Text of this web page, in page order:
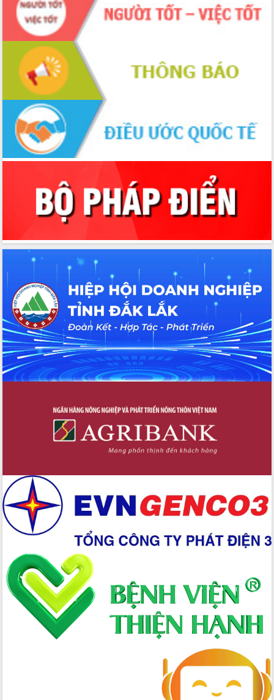
Đắk Lắk quyết tâm chống khai thác
hải sản bất hợp pháp, không báo cáo
và không theo quy định
Tăng cường quản lý chất lượng, an
toàn thực phẩm trên địa bàn tỉnh Đắk
UBND tỉnh kiểm tra Trung tâm hành
chính công xã Durkmăn và xã Krông
Ana
Sở Văn hóa, Thể thao và Du lịch phát
động phong trào thi đua ứng dụng
khoa học công nghệ, đổi mới sáng tạo,
chuyển đổi số năm 2025
Phấn đấu xây dựng phường Ea Kao
sớm trở thành điểm đến “Hiện đại,
văn minh, nghĩa tình, bản sắc”
Xã Krông Pắc tổ chức Lễ phát động thi
công nghệ, chuyển đổi số
Chủ tịch UBND tỉnh Tạ Anh Tuấn thăm,
làm việc tại xã biên giới Ea Bung và
đồn Biên phòng cửa khẩu Đắk Ruê
Chủ tịch UBND tỉnh Tạ Anh Tuấn kiểm
tra hoạt động vận hành chính quyền
địa phương tại phường Buôn Hồ
Xã Ea Phê - Phát động phong trào
“Bình dân học vụ số”
Nhiều chuyển biến tích cực trong công
tác cải cách hành chính của ngành
Đắk Lắk ban hành chính sách hỗ trợ
cán bộ công tác sau sắp xếp đơn vị
Lãnh đạo tỉnh Đắk Lắk thăm, tặng quà
gia đình chính sách, người có công
cách vận hành trung tâm phục vụ hành
chính, đáp ứng tốt nhất nhu cầu của
nhân dân
Bí thư Tỉnh uỷ Nguyễn Đình Trung
kiểm tra vận hành Trung tâm hành
Đắk Lắk khắc phục "điểm nghẽn" cải
cách hành chính, hướng tới chính
quyền 2 cấp liền mạch
Chủ động ứng dụng chuyển đổi số để
vận hành thông suốt chính quyền 2